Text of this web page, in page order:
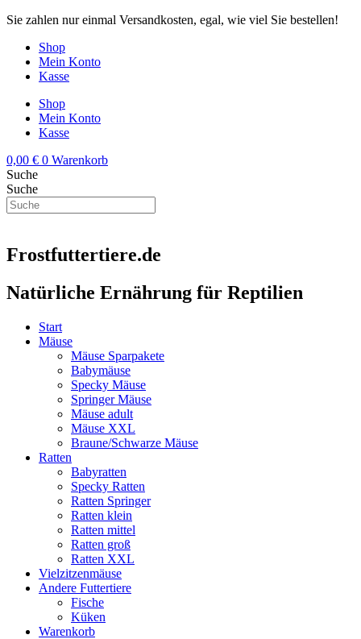
Zum
springen
Sie zahlen nur einmal Versandkosten, egal, wie viel Sie bestellen!
Shop
Mein Konto
Kasse
Shop
Mein Konto
Kasse
0,00 € 0 Warenkorb
Suche
Suche
Frostfuttertiere.de
Natürliche Ernährung für Reptilien
Start
Mäuse
Mäuse Sparpakete
Babymäuse
Specky Mäuse
Springer Mäuse
Mäuse adult
Mäuse XXL
Braune/Schwarze Mäuse
Ratten
Babyratten
Specky Ratten
Ratten Springer
Ratten klein
Ratten mittel
Ratten groß
Ratten XXL
Vielzitzenmäuse
Andere Futtertiere
Fische
Küken
Warenkorb